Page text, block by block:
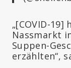
„[COVID-
Nassmarkt
Suppen-
erzählten“,